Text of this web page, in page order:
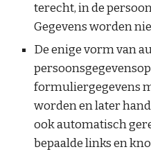
terecht, in de
Gegevens worden
De enige vorm van
formuliergegevens
worden en later
ook automatisch
bepaalde links en